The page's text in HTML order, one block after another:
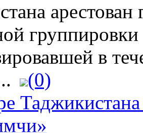
арестован
в
(0)